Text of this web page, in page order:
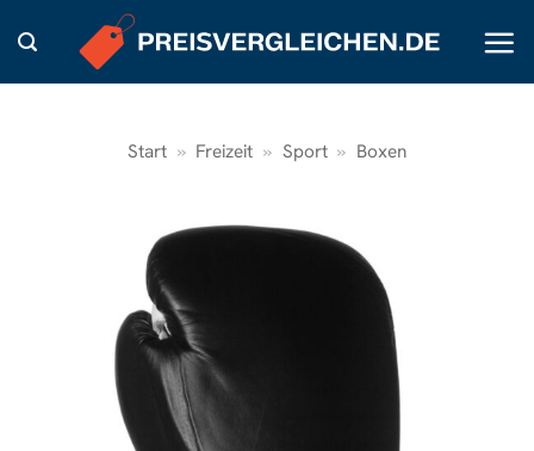
Inhalt
springen
Start » Freizeit » Sport » Boxen